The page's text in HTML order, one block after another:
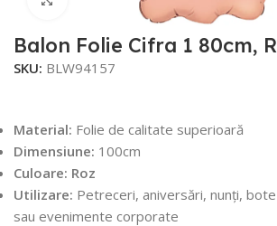
Balon Folie Cifra 1 80cm,
SKU: BLW94157
Material: Folie de calitate superioară
Dimensiune: 100cm
Culoare: Roz
Utilizare: Petreceri, aniversări, nunți,
sau evenimente corporate